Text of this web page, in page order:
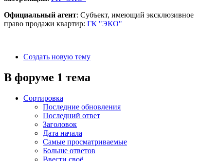
Официальный агент: Субъект, имеющий эксклюзивное
право продажи квартир: ГК "ЭКО"
Создать новую тему
В форуме 1 тема
Сортировка
Последние обновления
Последний ответ
Заголовок
Дата начала
Самые просматриваемые
Больше ответов